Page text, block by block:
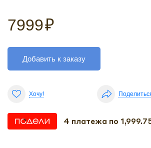
7999₽
Добавить к заказу
Хочу!
4 платежа по